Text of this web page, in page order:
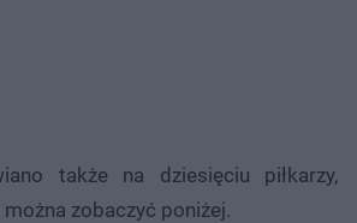
także na dziesięciu piłkarzy,
zobaczyć poniżej.